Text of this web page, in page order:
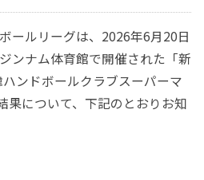
X
Facebook
LINE
ールリーグは、2026年6月20日
ンナム体育館で開催された「新
ンドボールクラブスーパーマ
果について、下記のとおりお知